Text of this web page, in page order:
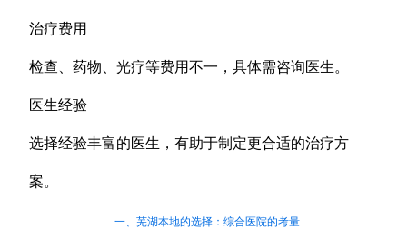
治疗费用
检查、药物、光疗等费用不一，具体需咨询医生。
医生经验
选择经验丰富的医生，有助于制定更合适的治疗方
案。
一、芜湖本地的选择：综合医院的考量